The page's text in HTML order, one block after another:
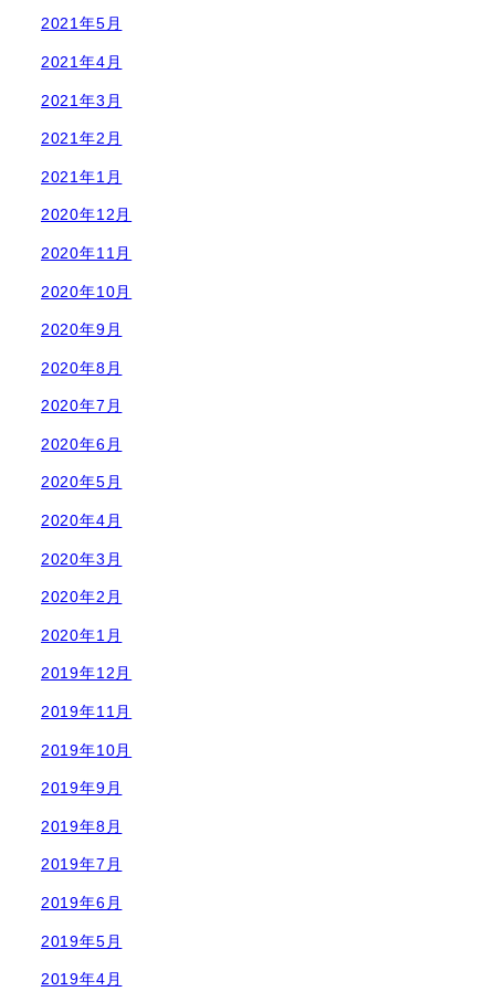
2021年5月
2021年4月
2021年3月
2021年2月
2021年1月
2020年12月
2020年11月
2020年10月
2020年9月
2020年8月
2020年7月
2020年6月
2020年5月
2020年4月
2020年3月
2020年2月
2020年1月
2019年12月
2019年11月
2019年10月
2019年9月
2019年8月
2019年7月
2019年6月
2019年5月
2019年4月